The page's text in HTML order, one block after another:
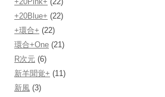
+20Blue+ (22)
+環合+ (22)
環合+One (21)
R次元 (6)
新羊聞覚+ (11)
新風 (3)